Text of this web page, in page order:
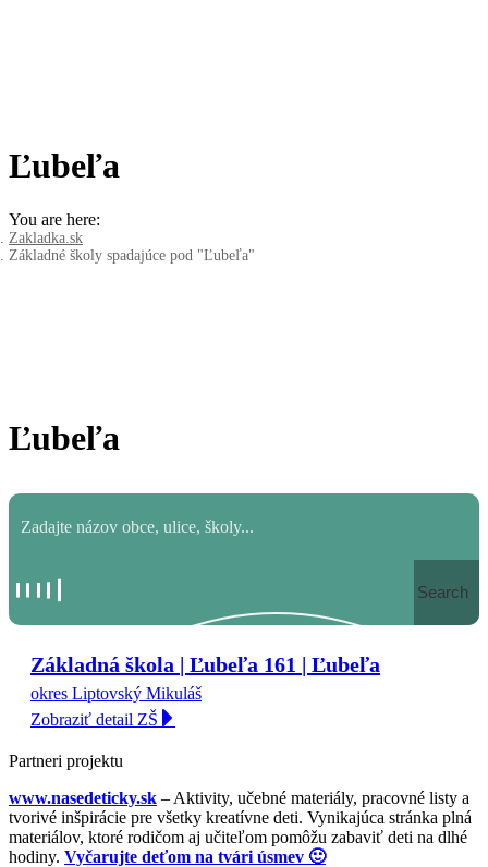
Ľubeľa
You are here:
Zakladka.sk
Základné školy spadajúce pod "Ľubeľa"
Ľubeľa
Search
Základná škola | Ľubeľa 161 | Ľubeľa
okres Liptovský Mikuláš
Zobraziť detail ZŠ
Partneri projektu
www.nasedeticky.sk – Aktivity, učebné materiály, pracovné listy a
tvorivé inšpirácie pre všetky kreatívne deti. Vynikajúca stránka plná
materiálov, ktoré rodičom aj učiteľom pomôžu zabaviť deti na dlhé
hodiny. Vyčarujte deťom na tvári úsmev 🙂